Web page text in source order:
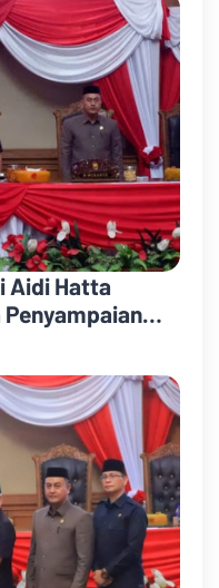
Aidi Hatta
PPAS Tahun